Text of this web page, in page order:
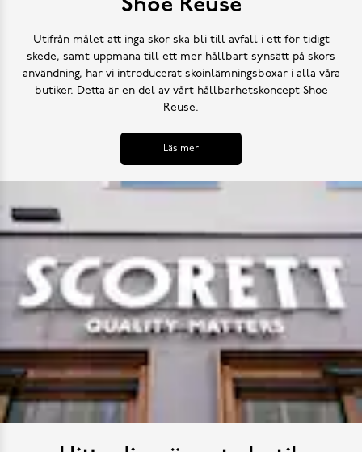
Shoe Reuse
Utifrån målet att inga skor ska bli till avfall i ett för tidigt
skede, samt uppmana till ett mer hållbart synsätt på skors
användning, har vi introducerat skoinlämningsboxar i alla våra
butiker. Detta är en del av vårt hållbarhetskoncept Shoe
Reuse.
Läs mer